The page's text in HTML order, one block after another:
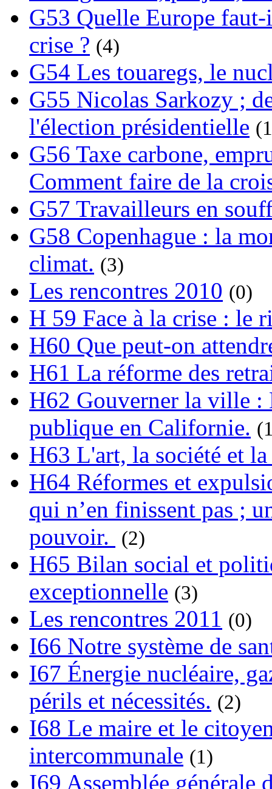
G53 Quelle Europe
crise ? (4)
G54 Les touaregs, le
G55 Nicolas Sarkozy ;
l'élection présidentielle
G56 Taxe carbone,
Comment faire de la
G57 Travailleurs en
G58 Copenhague : la
climat. (3)
Les rencontres 2010 (0)
H 59 Face à la crise : le
H60 Que peut-on
H61 La réforme des
H62 Gouverner la ville :
publique en Californie.
H63 L'art, la société et
H64 Réformes et
qui n’en finissent pas ;
pouvoir.
(2)
H65 Bilan social et
exceptionnelle (3)
Les rencontres 2011 (0)
I66 Notre système de
I67 Énergie nucléaire,
périls et nécessités. (2)
I68 Le maire et le
intercommunale (1)
I69 Assemblée générale